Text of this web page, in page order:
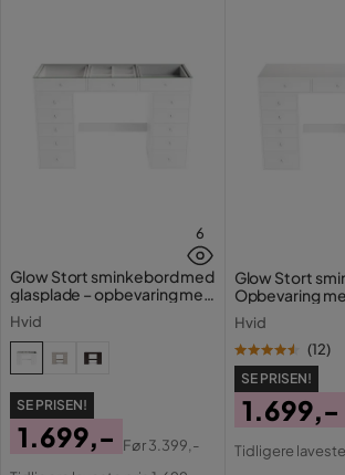
6
Glow Stort sminkebord med
glasplade – opbevaring med
skuffer og rum 120 cm
Hvid
SE PRISEN!
Pris
1.699,-
Original
Før3.399,-
Glow Stort
Opbevaring
cm
Hvid
(12)
SE PRISEN!
Pris
1.699,-
Original
Tidligere